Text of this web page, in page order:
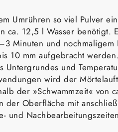
Umrühren so viel Pulver
ca. 12,5 l Wasser
Minuten und
10 mm aufgebracht
und
wird der
der »Schwammzeit«
Oberfläche mit